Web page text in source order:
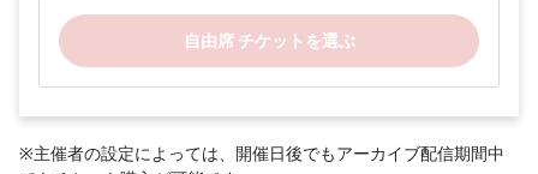
自由席 チケットを選ぶ
※主催者の設定によっては、開催日後でもアーカイブ配信期間中